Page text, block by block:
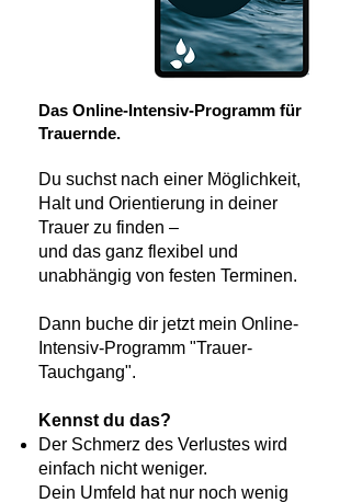
Das Online-Intensiv-Programm für
Trauernde.
Du suchst nach einer Möglichkeit,
Halt und Orientierung in deiner
Trauer zu finden –
und das ganz flexibel und
unabhängig von festen Terminen.
Dann buche dir jetzt mein Online-
Intensiv-Programm "Trauer-
Tauchgang".
Kennst du das?
Der Schmerz des Verlustes wird
einfach nicht weniger.
Dein Umfeld hat nur noch wenig